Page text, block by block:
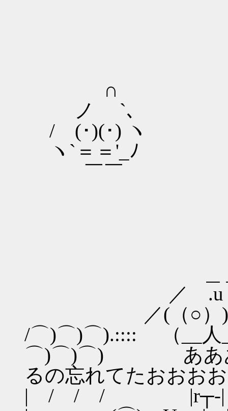
∩
ノ `､
/ (･)(･) ヽ
ヽ`＝＝'_ﾉ
￣￣
／ .u
／(（○）) (
/⌒)⌒)⌒).:::: （__
⌒)⌒)⌒) ああああ
るの忘れてたおおお
| / / / |r┬-|